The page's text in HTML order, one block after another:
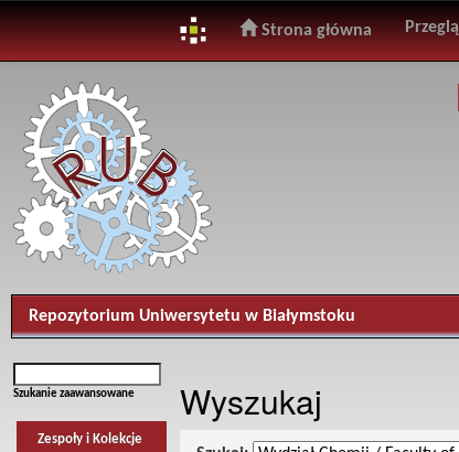
navigation
Strona główna
Repozytorium Uniwersytetu w Białymstoku
Szukanie zaawansowane
Zespoły i Kolekcje
Wyszukaj